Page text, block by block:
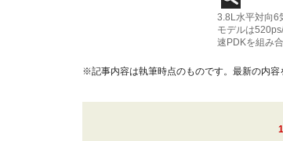
3.8L水平対向6
モデルは
速PDKを組み
※記事内容は執筆時点のものです。最新の内容
1